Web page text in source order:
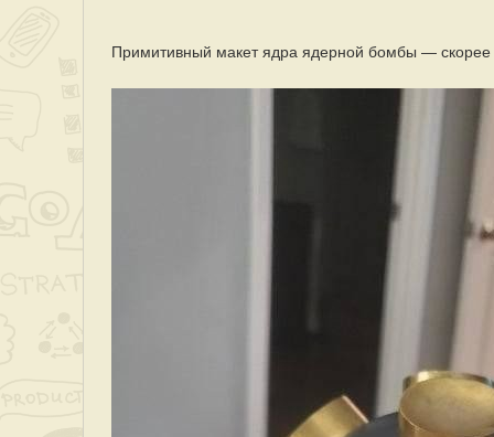
Примитивный макет ядра ядерной бомбы — скорее